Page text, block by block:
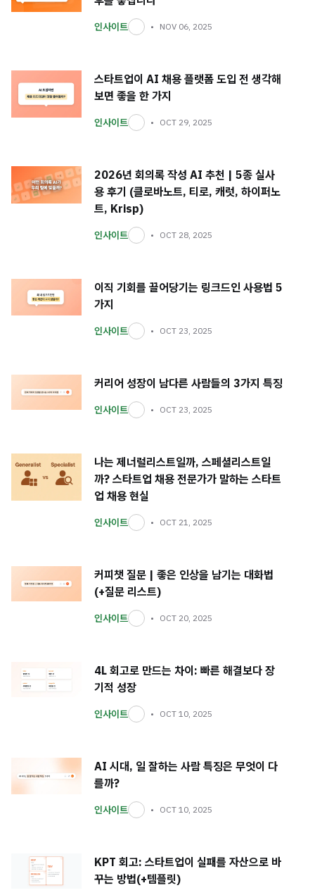
인사이트 NOV 06, 2025
스타트업이 AI 채용 플랫폼 도입 전 생각해
보면 좋을 한 가지
인사이트 OCT 29, 2025
2026년 회의록 작성 AI 추천 | 5종 실사
용 후기 (클로바노트, 티로, 캐럿, 하이퍼노
트, Krisp)
인사이트 OCT 28, 2025
이직 기회를 끌어당기는 링크드인 사용법 5
가지
인사이트 OCT 23, 2025
커리어 성장이 남다른 사람들의 3가지 특징
인사이트 OCT 23, 2025
나는 제너럴리스트일까, 스페셜리스트일
까? 스타트업 채용 전문가가 말하는 스타트
업 채용 현실
인사이트 OCT 21, 2025
커피챗 질문 | 좋은 인상을 남기는 대화법
(+질문 리스트)
인사이트 OCT 20, 2025
4L 회고로 만드는 차이: 빠른 해결보다 장
기적 성장
인사이트 OCT 10, 2025
AI 시대, 일 잘하는 사람 특징은 무엇이 다
를까?
인사이트 OCT 10, 2025
KPT 회고: 스타트업이 실패를 자산으로 바
꾸는 방법(+템플릿)